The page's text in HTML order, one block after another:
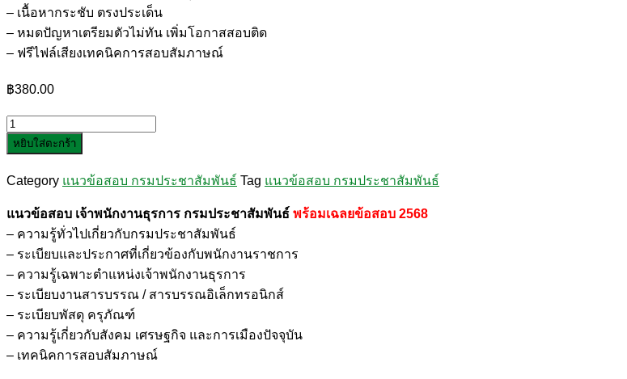
– เนื้อหากระชับ ตรงประเด็น
– หมดปัญหาเตรียมตัวไม่ทัน เพิ่มโอกาสสอบติด
– ฟรีไฟล์เสียงเทคนิคการสอบสัมภาษณ์
฿380.00
จำนวน
แนว
เจ้า
พนักงาน
ประชาสัมพันธ์
หยิบใส่ตะกร้า
Category แนวข้อสอบ กรมประชาสัมพันธ์ Tag แนวข้อสอบ กรมประชาสัมพันธ์
แนวข้อสอบ เจ้าพนักงานธุรการ กรมประชาสัมพันธ์ พร้อมเฉลยข้อสอบ 2568
– ความรู้ทั่วไปเกี่ยวกับกรมประชาสัมพันธ์
– ระเบียบและประกาศที่เกี่ยวข้องกับพนักงานราชการ
– ความรู้เฉพาะตำแหน่งเจ้าพนักงานธุรการ
– ระเบียบงานสารบรรณ / สารบรรณอิเล็กทรอนิกส์
– ระเบียบพัสดุ ครุภัณฑ์
– ความรู้เกี่ยวกับสังคม เศรษฐกิจ และการเมืองปัจจุบัน
– เทคนิคการสอบสัมภาษณ์